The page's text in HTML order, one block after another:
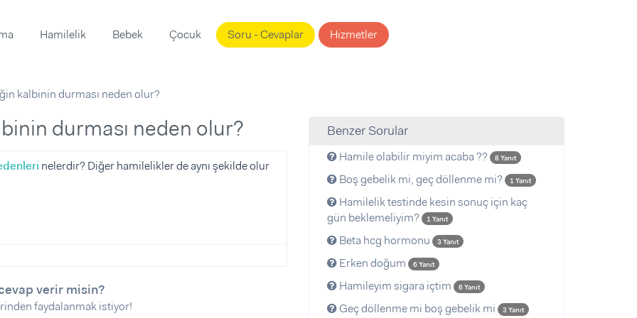
Hamilelik Bebek Çocuk Soru - Cevaplar Hizmetler
kalbinin durması neden olur?
durması neden olur?
nelerdir? Diğer hamilelikler de aynı şekilde olur
verir misin?
faydalanmak istiyor!
Benzer Sorular
Hamile olabilir miyim acaba ?? 8 Yanıt
Boş gebelik mi, geç döllenme mi? 1 Yanıt
Hamilelik testinde kesin sonuç için kaç
gün beklemeliyim?
1 Yanıt
Beta hcg hormonu 3 Yanıt
Erken doğum 6 Yanıt
Hamileyim sigara içtim 6 Yanıt
Geç döllenme mi boş gebelik mi 3 Yanıt